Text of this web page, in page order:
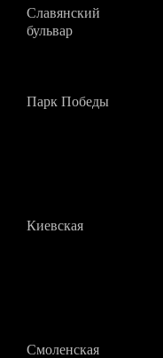
Славянский
бульвар
Парк Победы
Киевская
Смоленская